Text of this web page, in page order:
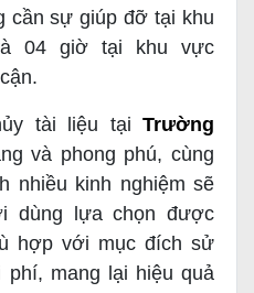
cần sự giúp đỡ tại khu
04 giờ tại khu vực
tài liệu tại Trường
và phong phú, cùng
nhiều kinh nghiệm sẽ
dùng lựa chọn được
hợp với mục đích sử
phí, mang lại hiệu quả